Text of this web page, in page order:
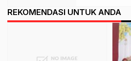
REKOMENDASI UNTUK ANDA